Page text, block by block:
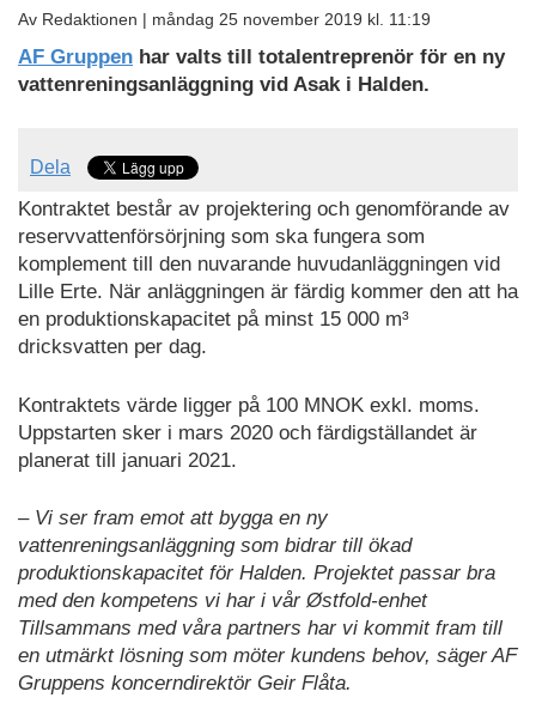
Av Redaktionen | måndag 25 november 2019 kl. 11:19
AF Gruppen har valts till totalentreprenör för en ny
vattenreningsanläggning vid Asak i Halden.
Dela
Kontraktet består av projektering och genomförande av
reservvattenförsörjning som ska fungera som
komplement till den nuvarande huvudanläggningen vid
Lille Erte. När anläggningen är färdig kommer den att ha
en produktionskapacitet på minst 15 000 m³
dricksvatten per dag.
Kontraktets värde ligger på 100 MNOK exkl. moms.
Uppstarten sker i mars 2020 och färdigställandet är
planerat till januari 2021.
– Vi ser fram emot att bygga en ny
vattenreningsanläggning som bidrar till ökad
produktionskapacitet för Halden. Projektet passar bra
med den kompetens vi har i vår Østfold-enhet
Tillsammans med våra partners har vi kommit fram till
en utmärkt lösning som möter kundens behov, säger AF
Gruppens koncerndirektör Geir Flåta.